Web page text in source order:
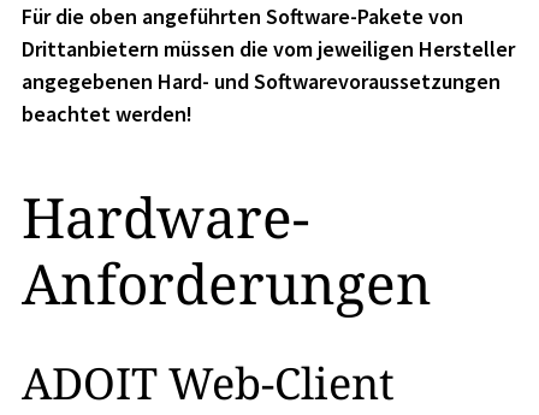
Für die oben angeführten Software-Pakete von
Drittanbietern müssen die vom jeweiligen Hersteller
angegebenen Hard- und Softwarevoraussetzungen
beachtet werden!
Hardware-
Anforderungen
ADOIT Web-Client